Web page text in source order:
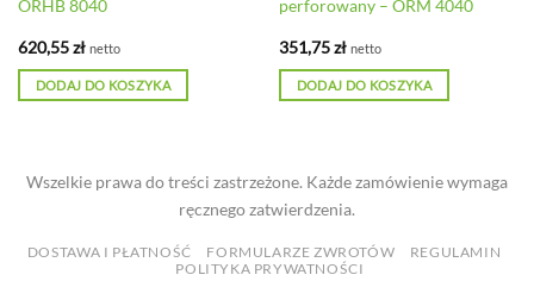
ORHB 8040
620,55zł netto
DODAJ DO KOSZYKA
perforowany – ORM 4040
351,75zł netto
DODAJ DO KOSZYKA
Wszelkie prawa do treści zastrzeżone. Każde zamówienie wymaga
ręcznego zatwierdzenia.
DOSTAWA I PŁATNOŚĆ FORMULARZE ZWROTÓW
REGULAMIN
POLITYKA PRYWATNOŚCI